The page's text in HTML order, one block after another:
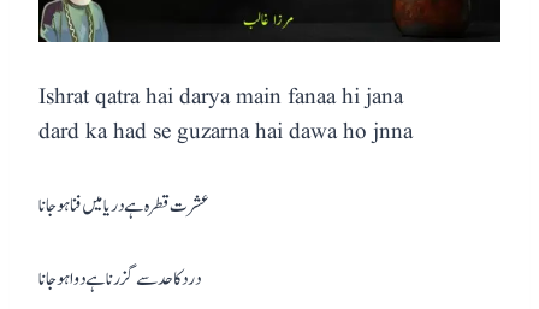
Ishrat qatra hai darya main fanaa hi jana
dard ka had se guzarna hai dawa ho jnna
عشرت قطرہ ہے دریا میں فنا ہو جانا
درد کا حد سے گزرنا ہے دوا ہو جانا